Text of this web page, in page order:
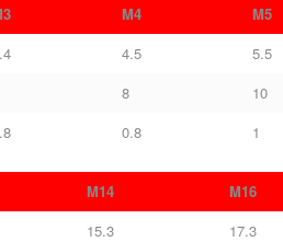
M4 M5
4.5 5.5
8 10
0.8 1
M14 M16
15.3 17.3